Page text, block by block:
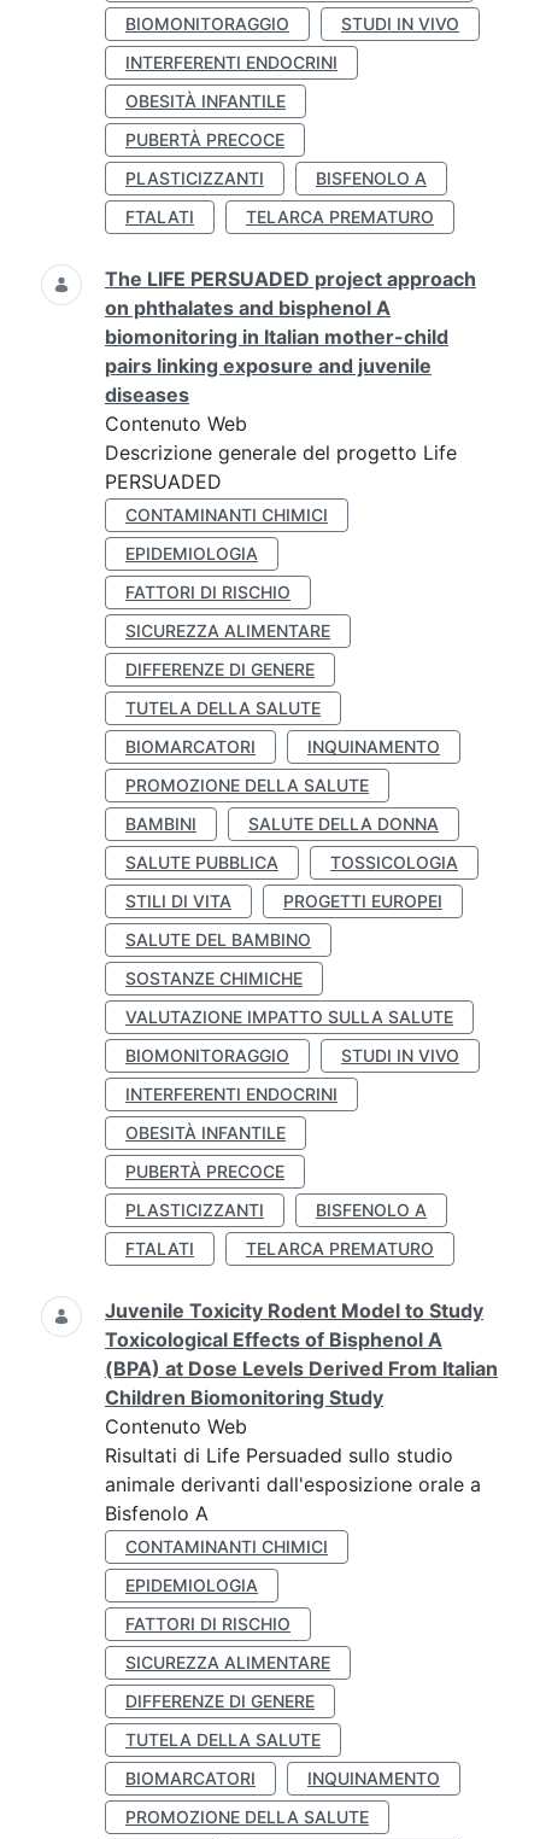
BIOMONITORAGGIO
STUDI IN VIVO
INTERFERENTI ENDOCRINI
OBESITÀ INFANTILE
PUBERTÀ PRECOCE
PLASTICIZZANTI
BISFENOLO A
FTALATI
TELARCA PREMATURO
The LIFE PERSUADED project approach
on phthalates and bisphenol A
biomonitoring in Italian mother-child
pairs linking exposure and juvenile
diseases
Contenuto Web
Descrizione generale del progetto Life
PERSUADED
CONTAMINANTI CHIMICI
EPIDEMIOLOGIA
FATTORI DI RISCHIO
SICUREZZA ALIMENTARE
DIFFERENZE DI GENERE
TUTELA DELLA SALUTE
BIOMARCATORI
INQUINAMENTO
PROMOZIONE DELLA SALUTE
BAMBINI
SALUTE DELLA DONNA
SALUTE PUBBLICA
TOSSICOLOGIA
STILI DI VITA
PROGETTI EUROPEI
SALUTE DEL BAMBINO
SOSTANZE CHIMICHE
VALUTAZIONE IMPATTO SULLA SALUTE
BIOMONITORAGGIO
STUDI IN VIVO
INTERFERENTI ENDOCRINI
OBESITÀ INFANTILE
PUBERTÀ PRECOCE
PLASTICIZZANTI
BISFENOLO A
FTALATI
TELARCA PREMATURO
Juvenile Toxicity Rodent Model to Study
Toxicological Effects of Bisphenol A
(BPA) at Dose Levels Derived From Italian
Children Biomonitoring Study
Contenuto Web
Risultati di Life Persuaded sullo studio
animale derivanti dall'esposizione orale a
Bisfenolo A
CONTAMINANTI CHIMICI
EPIDEMIOLOGIA
FATTORI DI RISCHIO
SICUREZZA ALIMENTARE
DIFFERENZE DI GENERE
TUTELA DELLA SALUTE
BIOMARCATORI
INQUINAMENTO
PROMOZIONE DELLA SALUTE